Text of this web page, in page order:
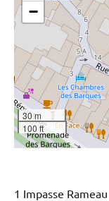
−
30 m
100 ft
1 Impasse Rameau